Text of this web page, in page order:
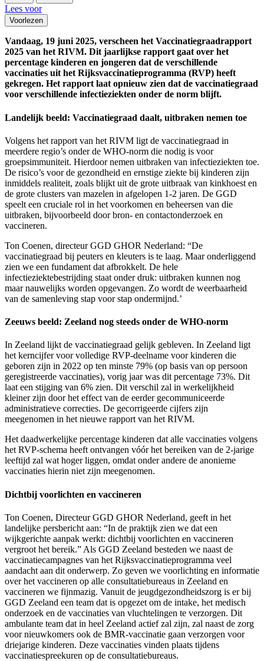
Lees voor
Voorlezen
Vandaag, 19 juni 2025, verscheen het Vaccinatiegraadrapport
2025 van het RIVM. Dit jaarlijkse rapport gaat over het
percentage kinderen en jongeren dat de verschillende
vaccinaties uit het Rijksvaccinatieprogramma (RVP) heeft
gekregen. Het rapport laat opnieuw zien dat de vaccinatiegraad
voor verschillende infectieziekten onder de norm blijft.
Landelijk beeld: Vaccinatiegraad daalt, uitbraken nemen toe
Volgens het rapport van het RIVM ligt de vaccinatiegraad in
meerdere regio’s onder de WHO-norm die nodig is voor
groepsimmuniteit. Hierdoor nemen uitbraken van infectieziekten toe.
De risico’s voor de gezondheid en ernstige ziekte bij kinderen zijn
inmiddels realiteit, zoals blijkt uit de grote uitbraak van kinkhoest en
de grote clusters van mazelen in afgelopen 1-2 jaren. De GGD
speelt een cruciale rol in het voorkomen en beheersen van die
uitbraken, bijvoorbeeld door bron- en contactonderzoek en
vaccineren.
Ton Coenen, directeur GGD GHOR Nederland: “De
vaccinatiegraad bij peuters en kleuters is te laag. Maar onderliggend
zien we een fundament dat afbrokkelt. De hele
infectieziektebestrijding staat onder druk: uitbraken kunnen nog
maar nauwelijks worden opgevangen. Zo wordt de weerbaarheid
van de samenleving stap voor stap ondermijnd.’
Zeeuws beeld: Zeeland nog steeds onder de WHO-norm
In Zeeland lijkt de vaccinatiegraad gelijk gebleven. In Zeeland ligt
het kerncijfer voor volledige RVP-deelname voor kinderen die
geboren zijn in 2022 op ten minste 79% (op basis van op persoon
geregistreerde vaccinaties), vorig jaar was dit percentage 73%. Dit
laat een stijging van 6% zien. Dit verschil zal in werkelijkheid
kleiner zijn door het effect van de eerder gecommuniceerde
administratieve correcties. De gecorrigeerde cijfers zijn
meegenomen in het nieuwe rapport van het RIVM.
Het daadwerkelijke percentage kinderen dat alle vaccinaties volgens
het RVP-schema heeft ontvangen vóór het bereiken van de 2-jarige
leeftijd zal wat hoger liggen, omdat onder andere de anonieme
vaccinaties hierin niet zijn meegenomen.
Dichtbij voorlichten en vaccineren
Ton Coenen, Directeur GGD GHOR Nederland, geeft in het
landelijke persbericht aan: “In de praktijk zien we dat een
wijkgerichte aanpak werkt: dichtbij voorlichten en vaccineren
vergroot het bereik.” Als GGD Zeeland besteden we naast de
vaccinatiecampagnes van het Rijksvaccinatieprogramma veel
aandacht aan dit onderwerp. Zo geven we voorlichting en informatie
over het vaccineren op alle consultatiebureaus in Zeeland en
vaccineren we fijnmazig. Vanuit de jeugdgezondheidszorg is er bij
GGD Zeeland een team dat is opgezet om de intake, het medisch
onderzoek en de vaccinaties van vluchtelingen te verzorgen. Dit
ambulante team dat in heel Zeeland actief zal zijn, zal naast de zorg
voor nieuwkomers ook de BMR-vaccinatie gaan verzorgen voor
driejarige kinderen. Deze vaccinaties vinden plaats tijdens
vaccinatiespreekuren op de consultatiebureaus.